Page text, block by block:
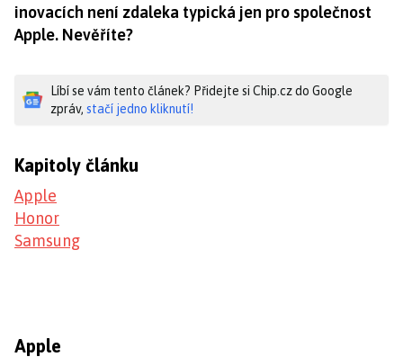
inovacích není zdaleka typická jen pro společnost
Apple. Nevěříte?
Líbí se vám tento článek? Přidejte si Chip.cz do Google
zpráv, stačí jedno kliknutí!
Kapitoly článku
Apple
Honor
Samsung
Apple